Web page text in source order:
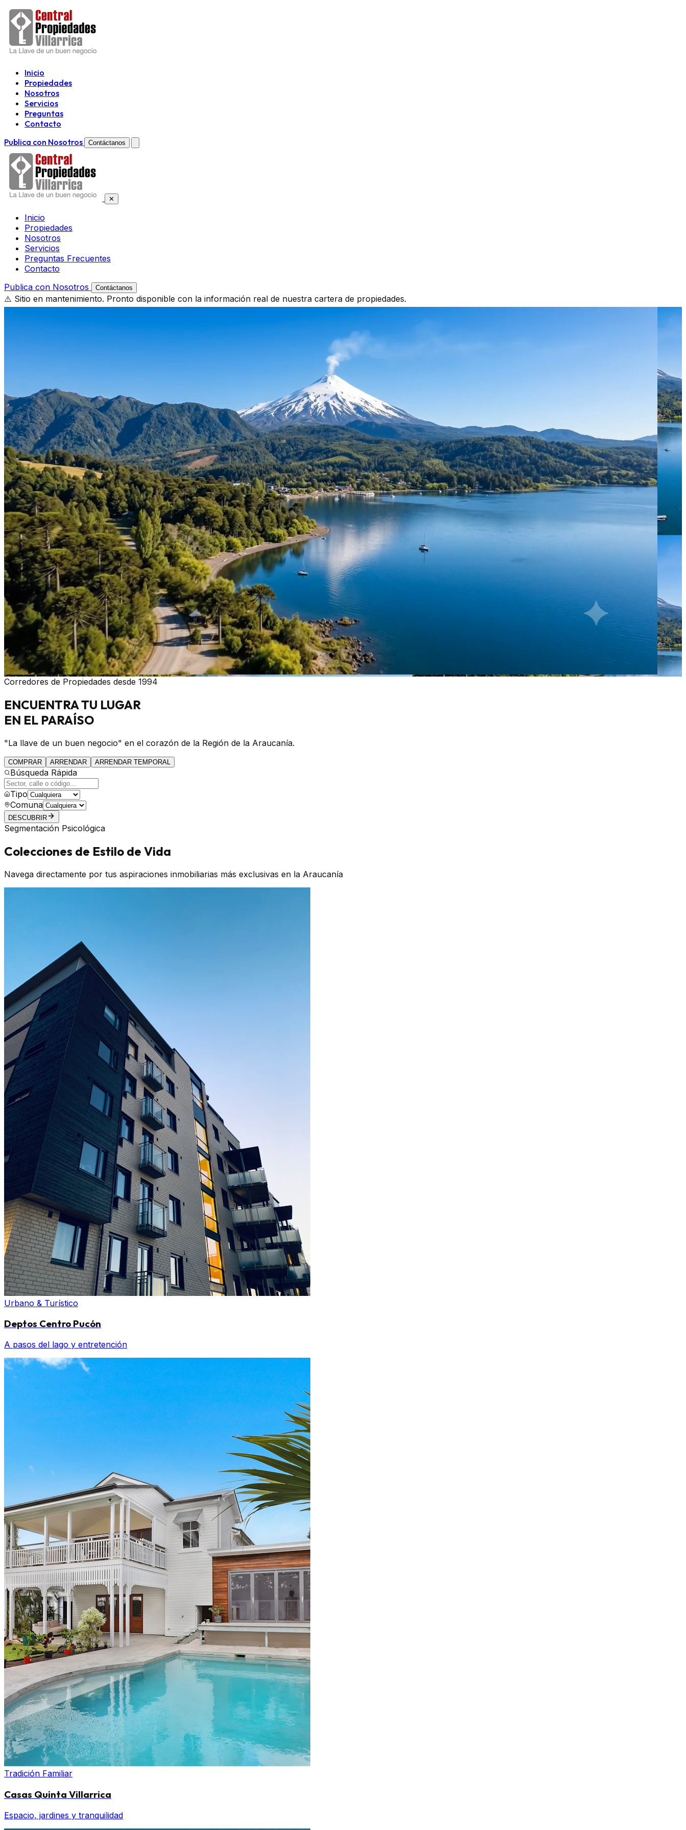
Inicio
Propiedades
Nosotros
Servicios
Preguntas
Contacto
Publica con Nosotros
Contáctanos
✕
Inicio
Propiedades
Nosotros
Servicios
Preguntas Frecuentes
Contacto
Publica con Nosotros
Contáctanos
⚠️ Sitio en mantenimiento. Pronto disponible con la información real de nuestra cartera de propiedades.
Corredores de Propiedades desde 1994
ENCUENTRATU LUGAR
EN EL PARAÍSO
"La llave de un buen negocio" en el corazón de la Región de la Araucanía.
COMPRAR ARRENDAR ARRENDAR TEMPORAL
Búsqueda Rápida
Tipo
Comuna
DESCUBRIR
Segmentación Psicológica
Colecciones de Estilo de Vida
Navega directamente por tus aspiraciones inmobiliarias más exclusivas en la Araucanía
Urbano & Turístico
Deptos Centro Pucón
A pasos del lago y entretención
Tradición Familiar
Casas Quinta Villarrica
Espacio, jardines y tranquilidad